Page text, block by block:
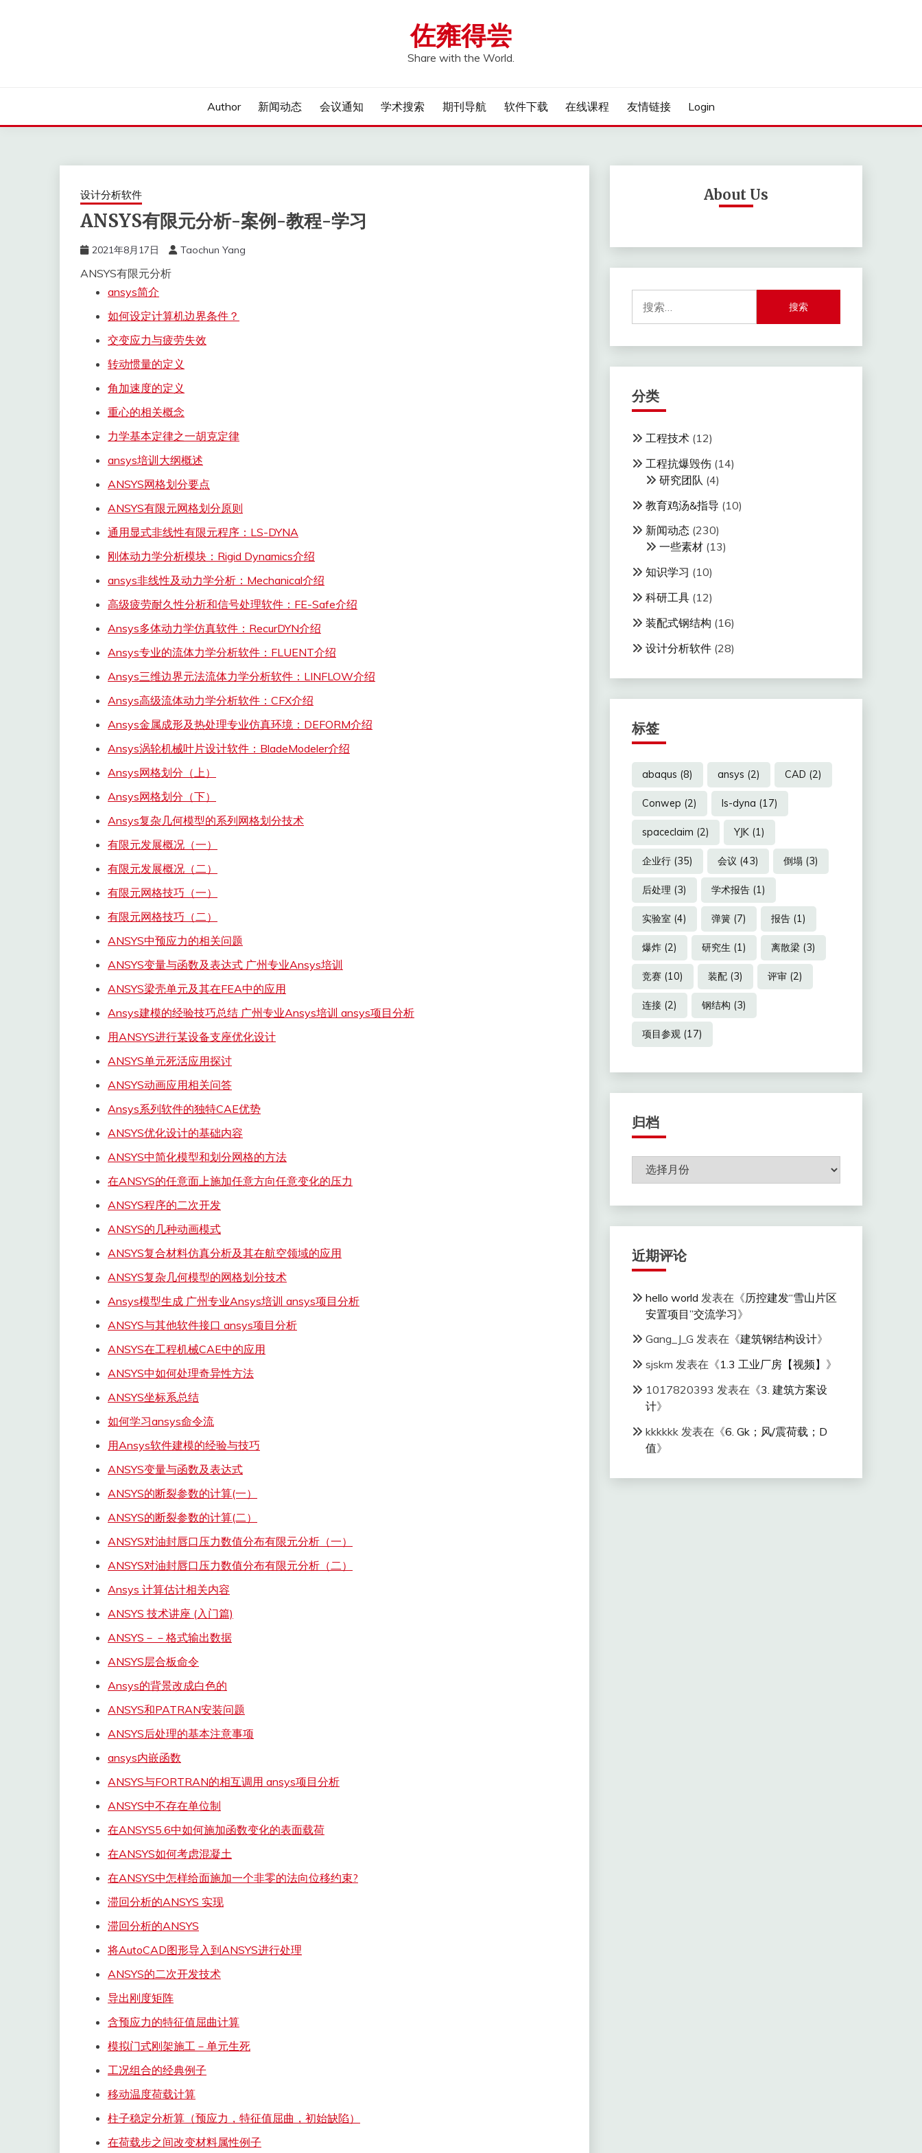
佐雍得尝
Share with the World.
Author 新闻动态 会议通知 学术搜索 期刊导航 软件下载 在线课程 友情链接 Login
设计分析软件
ANSYS有限元分析-案例-教程-学习
2021年8月17日 Taochun Yang
ANSYS有限元分析
ansys简介
如何设定计算机边界条件？
交变应力与疲劳失效
转动惯量的定义
角加速度的定义
重心的相关概念
力学基本定律之一胡克定律
ansys培训大纲概述
ANSYS网格划分要点
ANSYS有限元网格划分原则
通用显式非线性有限元程序：LS-DYNA
刚体动力学分析模块：Rigid Dynamics介绍
ansys非线性及动力学分析：Mechanical介绍
高级疲劳耐久性分析和信号处理软件：FE-Safe介绍
Ansys多体动力学仿真软件：RecurDYN介绍
Ansys专业的流体力学分析软件：FLUENT介绍
Ansys三维边界元法流体力学分析软件：LINFLOW介绍
Ansys高级流体动力学分析软件：CFX介绍
Ansys金属成形及热处理专业仿真环境：DEFORM介绍
Ansys涡轮机械叶片设计软件：BladeModeler介绍
Ansys网格划分（上）
Ansys网格划分（下）
Ansys复杂几何模型的系列网格划分技术
有限元发展概况（一）
有限元发展概况（二）
有限元网格技巧（一）
有限元网格技巧（二）
ANSYS中预应力的相关问题
ANSYS变量与函数及表达式 广州专业Ansys培训
ANSYS梁壳单元及其在FEA中的应用
Ansys建模的经验技巧总结 广州专业Ansys培训 ansys项目分析
用ANSYS进行某设备支座优化设计
ANSYS单元死活应用探讨
ANSYS动画应用相关问答
Ansys系列软件的独特CAE优势
ANSYS优化设计的基础内容
ANSYS中简化模型和划分网格的方法
在ANSYS的任意面上施加任意方向任意变化的压力
ANSYS程序的二次开发
ANSYS的几种动画模式
ANSYS复合材料仿真分析及其在航空领域的应用
ANSYS复杂几何模型的网格划分技术
Ansys模型生成 广州专业Ansys培训 ansys项目分析
ANSYS与其他软件接口 ansys项目分析
ANSYS在工程机械CAE中的应用
ANSYS中如何处理奇异性方法
ANSYS坐标系总结
如何学习ansys命令流
用Ansys软件建模的经验与技巧
ANSYS变量与函数及表达式
ANSYS的断裂参数的计算(一）
ANSYS的断裂参数的计算(二）
ANSYS对油封唇口压力数值分布有限元分析（一）
ANSYS对油封唇口压力数值分布有限元分析（二）
Ansys 计算估计相关内容
ANSYS 技术讲座 (入门篇)
ANSYS－－格式输出数据
ANSYS层合板命令
Ansys的背景改成白色的
ANSYS和PATRAN安装问题
ANSYS后处理的基本注意事项
ansys内嵌函数
ANSYS与FORTRAN的相互调用 ansys项目分析
ANSYS中不存在单位制
在ANSYS5.6中如何施加函数变化的表面载荷
在ANSYS如何考虑混凝土
在ANSYS中怎样给面施加一个非零的法向位移约束?
滞回分析的ANSYS 实现
滞回分析的ANSYS
将AutoCAD图形导入到ANSYS进行处理
ANSYS的二次开发技术
导出刚度矩阵
含预应力的特征值屈曲计算
模拟门式刚架施工－单元生死
工况组合的经典例子
移动温度荷载计算
柱子稳定分析算（预应力，特征值屈曲，初始缺陷）
在荷载步之间改变材料属性例子
About Us
索：
分类
工程技术(12)
工程抗爆毁伤(14)
研究团队 (4)
教育鸡汤&指导 (10)
新闻动态(230)
一些素材(13)
知识学习 (10)
科研工具(12)
装配式钢结构 (16)
设计分析软件(28)
标签
abaqus (8) ansys (2) CAD (2)
Conwep (2) ls-dyna (17)
spaceclaim (2) YJK(1)
企业行(35) 会议 (43) 倒塌 (3)
后处理 (3) 学术报告(1)
实验室 (4) 弹簧(7) 报告(1)
爆炸(2) 研究生 (1) 离散梁 (3)
竞赛(10) 装配(3) 评审(2)
连接(2) 钢结构 (3)
项目参观 (17)
归档
近期评论
hello world 发表在《历控建发“雪山片区
安置项目”交流学习》
Gang_J_G 发表在《建筑钢结构设计》
sjskm 发表在《1.3 工业厂房【视频】 》
1017820393 发表在《3. 建筑方案设
计》
kkkkkk 发表在《6. Gk；风/震荷载；D
值》